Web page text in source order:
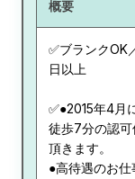
概要
✅ブランクOK
日以上
✅●2015年4月
徒歩7分の認
頂きます。
●高待遇のお